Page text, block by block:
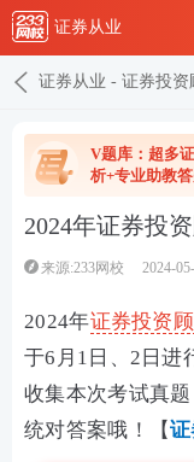
证券从业
证券从业 - 证券投资
V题库：超多
析+专业助教答
2024年证券投
来源:233网校 2024-
2024年证券投资
于6月1日、2日进
收集本次考试真
统对答案哦！【